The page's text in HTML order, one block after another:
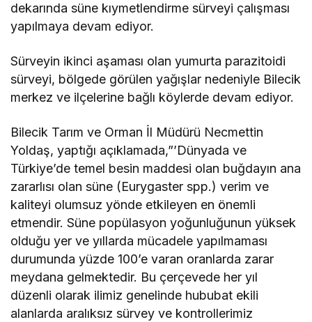
dekarında süne kıymetlendirme sürveyi çalışması
yapılmaya devam ediyor.
Sürveyin ikinci aşaması olan yumurta parazitoidi
sürveyi, bölgede görülen yağışlar nedeniyle Bilecik
merkez ve ilçelerine bağlı köylerde devam ediyor.
Bilecik Tarım ve Orman İl Müdürü Necmettin
Yoldaş, yaptığı açıklamada,”’Dünyada ve
Türkiye’de temel besin maddesi olan buğdayın ana
zararlısı olan süne (Eurygaster spp.) verim ve
kaliteyi olumsuz yönde etkileyen en önemli
etmendir. Süne popülasyon yoğunluğunun yüksek
olduğu yer ve yıllarda mücadele yapılmaması
durumunda yüzde 100’e varan oranlarda zarar
meydana gelmektedir. Bu çerçevede her yıl
düzenli olarak ilimiz genelinde hububat ekili
alanlarda aralıksız sürvey ve kontrollerimiz